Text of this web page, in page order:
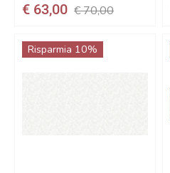
€ 63,00 € 70,00
Risparmia 10%